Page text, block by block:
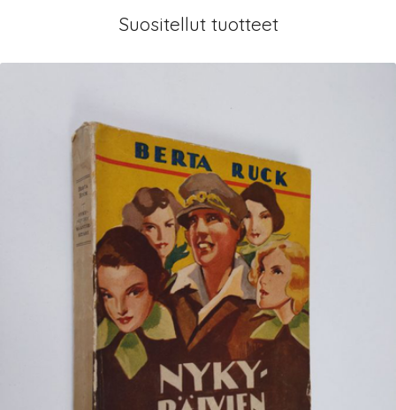
Suositellut tuotteet